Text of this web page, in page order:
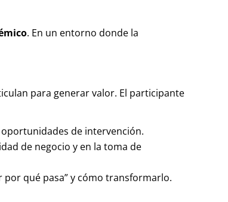
. En un entorno donde la
para generar valor. El participante
de intervención.
de negocio y en la toma de
por qué pasa” y cómo transformarlo.